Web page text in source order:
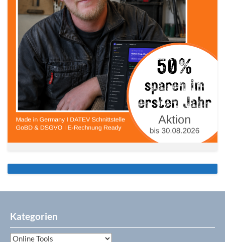
Kategorien
Kategorien